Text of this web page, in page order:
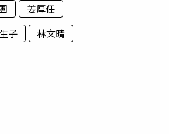
姜厚任
子 林文晴